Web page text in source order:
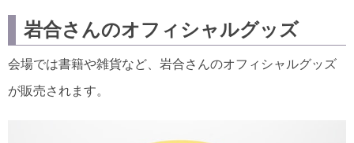
岩合さんのオフィシャルグッズ
会場では書籍や雑貨など、岩合さんのオフィシャルグッズ
が販売されます。